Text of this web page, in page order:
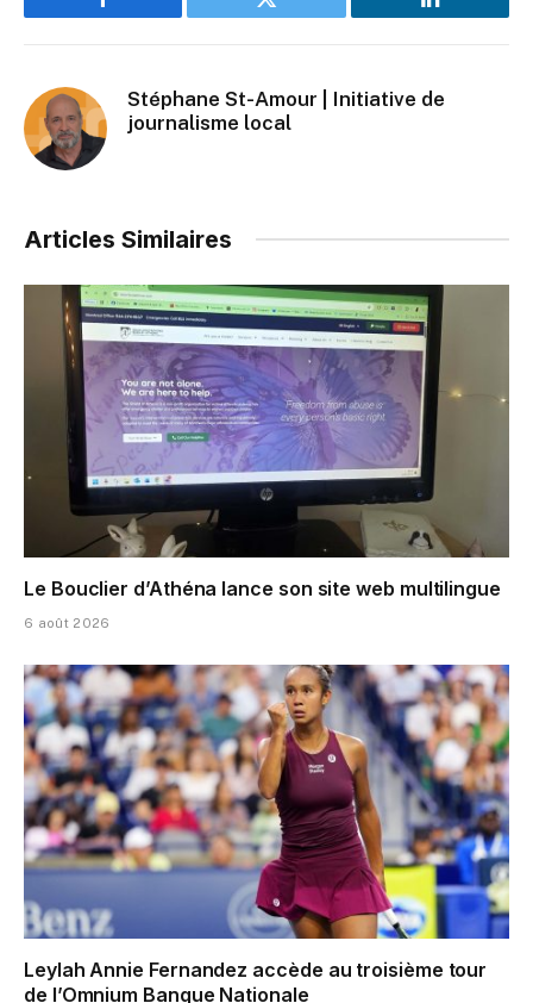
Facebook Twitter LinkedIn
Stéphane St-Amour | Initiative de
journalisme local
Articles Similaires
Le Bouclier d’Athéna lance son site web multilingue
6 août 2026
Leylah Annie Fernandez accède au troisième tour
de l’Omnium Banque Nationale